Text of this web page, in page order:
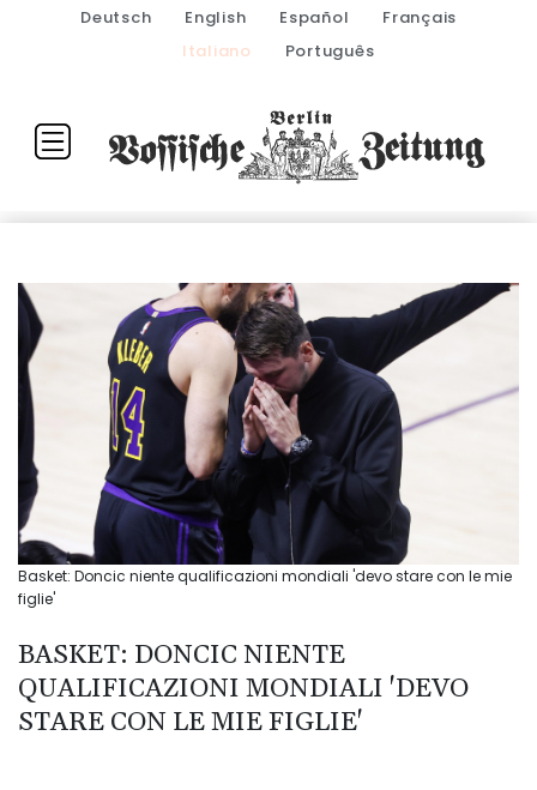
Deutsch English Español
Français
Italiano
Português
Basket: Doncic niente qualificazioni mondiali 'devo stare con le mie
figlie'
BASKET: DONCIC NIENTE
QUALIFICAZIONI MONDIALI 'DEVO
STARE CON LE MIE FIGLIE'